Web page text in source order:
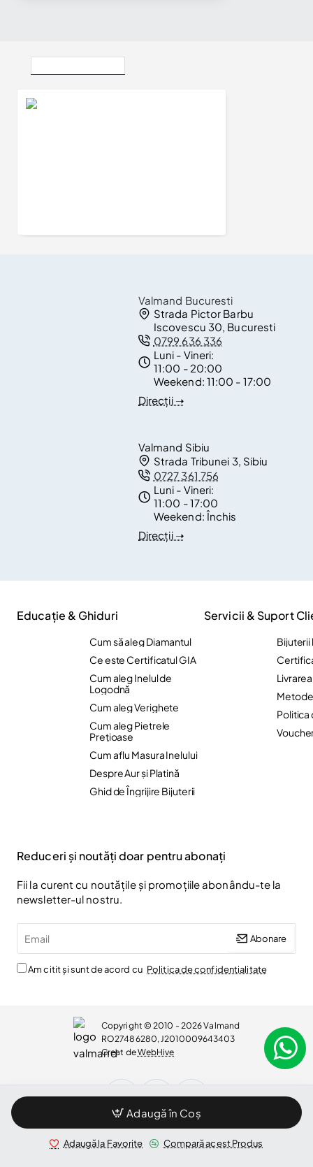
Adaugă în Coș
Adaugă la Favorite Compară acest Produs
Valmand Bucuresti
Strada Pictor Barbu
Iscovescu 30, Bucuresti
0799 636 336
Luni - Vineri:
11:00 - 20:00
Weekend: 11:00 - 17:00
Direcții ➝
Valmand Sibiu
Strada Tribunei 3, Sibiu
0727 361 756
Luni - Vineri:
11:00 - 17:00
Weekend:Închis
Direcții ➝
Educație & Ghiduri
Cum să aleg Diamantul
Ce este Certificatul GIA
Cum aleg Inelul de
Logodnă
Cum aleg Verighete
Cum aleg Pietrele
Preţioase
Cum aflu Masura Inelului
Despre Aur și Platină
Ghid de Îngrijire Bijuterii
Servicii & Suport
Bijuterii
Politica
Reduceri și noutăți doar pentru abonați
Fii la curent cu noutățile și promoțiile abonându-te la
newsletter-ul nostru.
Abonare
Am citit și sunt de acord cu Politica de confidentialitate
Copyright © 2010 - 2026 Valmand
RO27486280, J2010009643403
Creat deWebHive
WhatsApp